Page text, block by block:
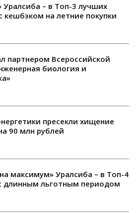
Уралсиба – в Топ-3 лучших
кешбэком на летние покупки
партнером Всероссийской
биология и
пресекли хищение
90 млн рублей
максимум» Уралсиба – в Топ-4
длинным льготным периодом